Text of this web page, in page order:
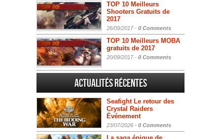
TOP 10 Meilleurs
Shooters Gratuits de
2017
26/09/2017 - 0 Comments
TOP 10 Meilleurs MOBA
gratuits de 2017
20/09/2017 - 0 Comments
Actualités Récentes
Seafight Le retour des
Crystal Raiders
Événement
23/07/2026 - 0 Comments